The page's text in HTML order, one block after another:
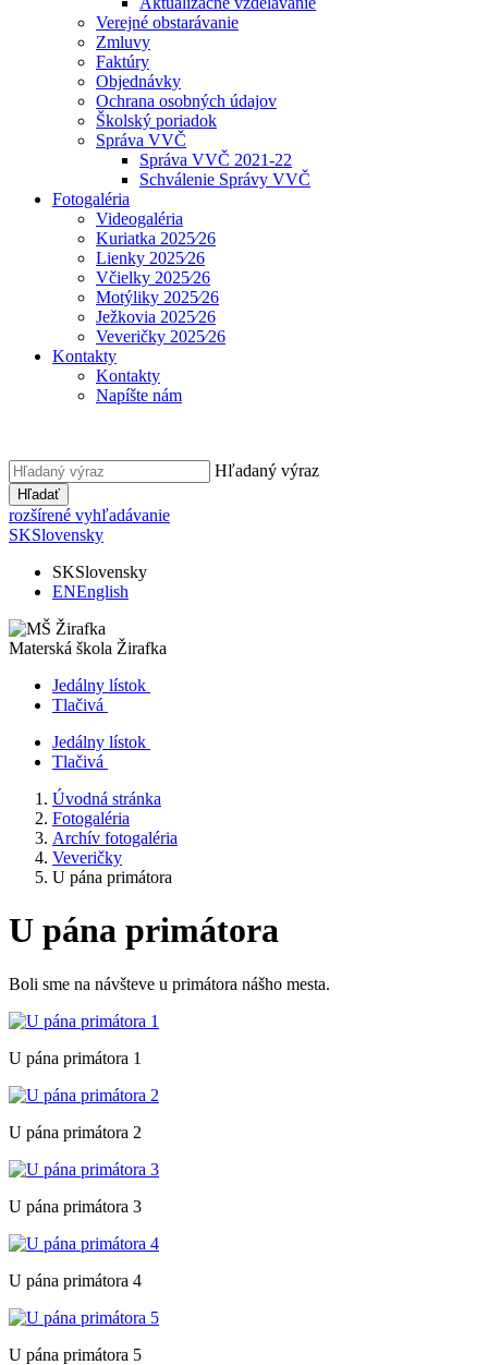
Verejné obstarávanie
Zmluvy
Faktúry
Objednávky
Ochrana osobných údajov
Školský poriadok
Správa VVČ
Správa VVČ 2021-22
Schválenie Správy VVČ
Fotogaléria
Videogaléria
Kuriatka 2025⁄26
Lienky 2025⁄26
Včielky 2025⁄26
Motýliky 2025⁄26
Ježkovia 2025⁄26
Veveričky 2025⁄26
Kontakty
Kontakty
Napíšte nám
Hľadaný výraz
Hľadať
rozšírené vyhľadávanie
SKSlovensky
SKSlovensky
ENEnglish
Materská škola Žirafka
Jedálny lístok
Tlačivá
Jedálny lístok
Tlačivá
Úvodná stránka
Fotogaléria
Archív fotogaléria
Veveričky
U pána primátora
U pána primátora
Boli sme na návšteve u primátora nášho mesta.
U pána primátora 1
U pána primátora 2
U pána primátora 3
U pána primátora 4
U pána primátora 5